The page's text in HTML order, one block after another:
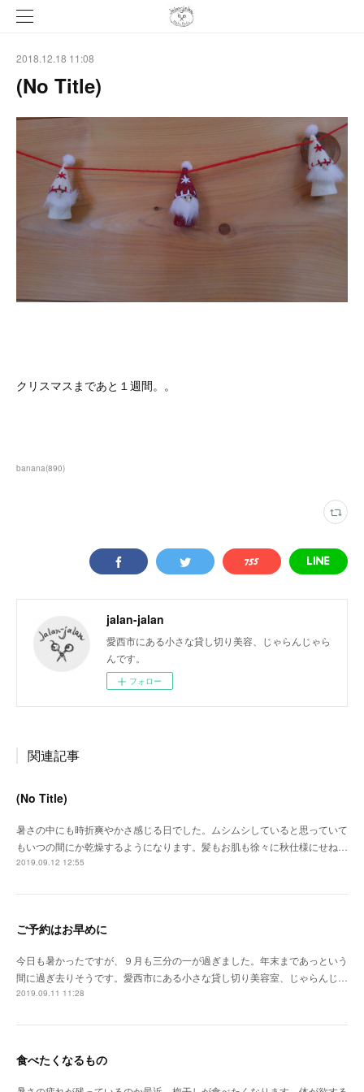
2018.12.18 11:08
(No Title)
クリスマスまであと１週間。。
banana(890)
jalan-jalan
愛西市にある小さな貸し切り美容、じゃらんじゃら
んです。
フォロー
関連記事
(No Title)
暑さの中にも時折爽やかさ感じる日でした。ムシムシしていると思っていて
もいつの間にか乾燥するようになります。髪もお肌も徐々に秋仕様にせね…
2019.09.12 12:55
ご予約はお早めに
今日も暑かったですが、９月も三分の一が過ぎました。年末まであっという
間に過ぎ去りそうです。愛西市にある小さな貸し切り美容室、じゃらんじ…
2019.09.11 11:28
食べたくなるもの